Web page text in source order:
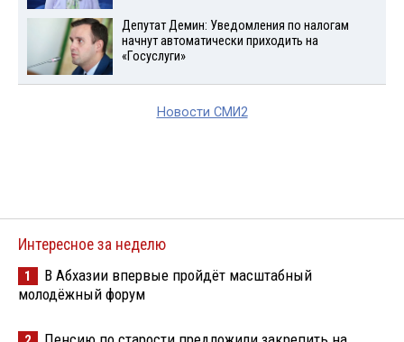
Депутат Демин: Уведомления по налогам
начнут автоматически приходить на
«Госуслуги»
Новости СМИ2
Интересное за неделю
1
В Абхазии впервые пройдёт масштабный
молодёжный форум